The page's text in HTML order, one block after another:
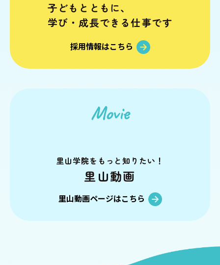
採用情報
お知らせ
後援会会報
お問い合わせ 個人情報の保護
子どもとともに、
学び・成長できる仕事です
採用情報はこちら
Movie
里山学院を もっと知りたい！
里山動画
里山動画ページはこちら